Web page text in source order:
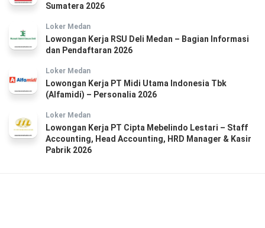
Sumatera 2026
Loker Medan
Lowongan Kerja RSU Deli Medan – Bagian Informasi
dan Pendaftaran 2026
Loker Medan
Lowongan Kerja PT Midi Utama Indonesia Tbk
(Alfamidi) – Personalia 2026
Loker Medan
Lowongan Kerja PT Cipta Mebelindo Lestari – Staff
Accounting, Head Accounting, HRD Manager & Kasir
Pabrik 2026